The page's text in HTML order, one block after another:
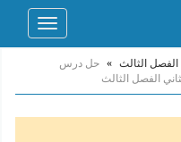
Toggle
الفصل الثالث » حل درس
الفصل الثالث